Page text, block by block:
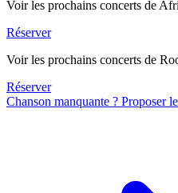
Voir les prochains concerts de
Réserver
Voir les prochains concerts de
Réserver
Chanson manquante ? Proposer